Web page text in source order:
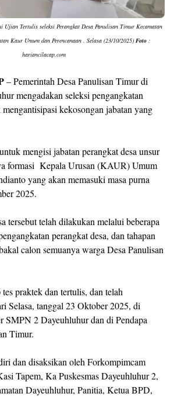
Tertulis seleksi Perangkat Desa Panulisan Timur Kecamatan
Kaur Umum dan Perencanaan . Selasa (23/10/2025) Foto :
hariancilacap.com
– Pemerintah Desa Panulisan Timur di
mengadakan seleksi pengangkatan
kekosongan jabatan yang
mengisi jabatan perangkat desa unsur
formasi Kepala Urusan (KAUR) Umum
yang akan memasuki masa purna
2025.
tersebut telah dilakukan melalui beberapa
perangkat desa, dan tahapan
calon semuanya warga Desa Panulisan
praktek dan tertulis, dan telah
Selasa, tanggal 23 Oktober 2025, di
SMPN 2 Dayeuhluhur dan di Pendapa
Timur.
dan disaksikan oleh Forkompimcam
Tapem, Ka Puskesmas Dayeuhluhur 2,
Dayeuhluhur, Panitia, Ketua BPD,